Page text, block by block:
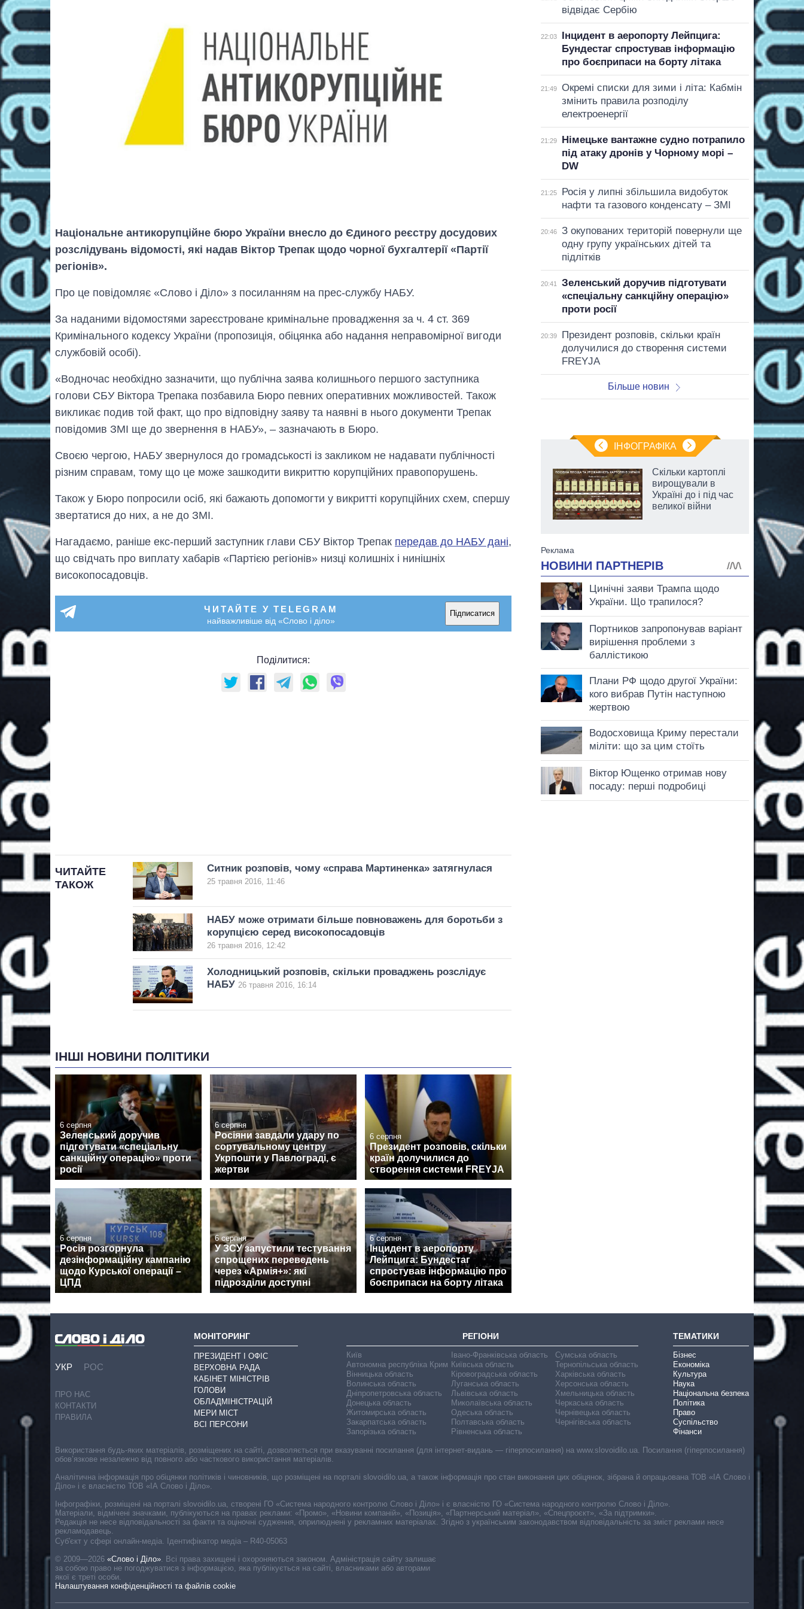
Національне антикорупційне бюро України внесло до Єдиного реєстру досудових
розслідувань відомості, які надав Віктор Трепак щодо чорної бухгалтерії «Партії
регіонів».
Про це повідомляє «Слово і Діло» з посиланням на прес-службу НАБУ.
За наданими відомостями зареєстроване кримінальне провадження за ч. 4 ст. 369
Кримінального кодексу України (пропозиція, обіцянка або надання неправомірної вигоди
службовій особі).
«Водночас необхідно зазначити, що публічна заява колишнього першого заступника
голови СБУ Віктора Трепака позбавила Бюро певних оперативних можливостей. Також
викликає подив той факт, що про відповідну заяву та наявні в нього документи Трепак
повідомив ЗМІ ще до звернення в НАБУ», – зазначають в Бюро.
Своєю чергою, НАБУ звернулося до громадськості із закликом не надавати публічності
різним справам, тому що це може зашкодити викриттю корупційних правопорушень.
Також у Бюро попросили осіб, які бажають допомогти у викритті корупційних схем, спершу
звертатися до них, а не до ЗМІ.
Нагадаємо, раніше екс-перший заступник глави СБУ Віктор Трепак передав до НАБУ дані,
що свідчать про виплату хабарів «Партією регіонів» низці колишніх і нинішніх
високопосадовців.
ЧИТАЙТЕ У TELEGRAM
найважливіше від «Слово і діло»
Підписатися
Поділитися:
ЧИТАЙТЕ
ТАКОЖ
Ситник розповів, чому «справа Мартиненка» затягнулася
25 травня 2016, 11:46
НАБУ може отримати більше повноважень для боротьби з
корупцією серед високопосадовців
26 травня 2016, 12:42
Холодницький розповів, скільки проваджень розслідує
НАБУ 26 травня 2016, 16:14
ІНШІ НОВИНИ ПОЛІТИКИ
6 серпня
Зеленський доручив
підготувати «спеціальну
санкційну операцію» проти
росії
6 серпня
Росіяни завдали удару по
сортувальному центру
Укрпошти у Павлограді, є
жертви
6 серпня
Президент розповів, скільки
країн долучилися до
створення системи FREYJA
6 серпня
Росія розгорнула
дезінформаційну кампанію
щодо Курської операції –
ЦПД
6 серпня
У ЗСУ запустили тестування
спрощених переведень
через «Армія+»: які
підрозділи доступні
6 серпня
Інцидент в аеропорту
Лейпцига: Бундестаг
спростував інформацію про
боєприпаси на борту літака
відвідає Сербію
22:03
Інцидент в аеропорту Лейпцига:
Бундестаг спростував інформацію
про боєприпаси на борту літака
21:49
Окремі списки для зими і літа: Кабмін
змінить правила розподілу
електроенергії
21:29
Німецьке вантажне судно потрапило
під атаку дронів у Чорному морі –
DW
21:25
Росія у липні збільшила видобуток
нафти та газового конденсату – ЗМІ
20:46
З окупованих територій повернули ще
одну групу українських дітей та
підлітків
20:41
Зеленський доручив підготувати
«спеціальну санкційну операцію»
проти росії
20:39
Президент розповів, скільки країн
долучилися до створення системи
FREYJA
Більше новин
ІНФОГРАФІКА
Економіка ШІ-
коштують і
заробляють
Скільки картоплі
вирощували в
Україні до і під час
великої війни
УКР РОС
ПРО НАС
КОНТАКТИ
ПРАВИЛА
МОНІТОРИНГ
ПРЕЗИДЕНТ І ОФІС
ВЕРХОВНА РАДА
КАБІНЕТ МІНІСТРІВ
ГОЛОВИ
ОБЛАДМІНІСТРАЦІЙ
МЕРИ МІСТ
ВСІ ПЕРСОНИ
РЕГІОНИ
Київ
Автономна республіка Крим
Вінницька область
Волинська область
Дніпропетровська область
Донецька область
Житомирська область
Закарпатська область
Запорізька область
Івано-Франківська область
Київська область
Кіровоградська область
Луганська область
Львівська область
Миколаївська область
Одеська область
Полтавська область
Рівненська область
Сумська область
Тернопільська область
Харківська область
Херсонська область
Хмельницька область
Черкаська область
Чернівецька область
Чернігівська область
ТЕМАТИКИ
Бізнес
Економіка
Культура
Наука
Національна безпека
Політика
Право
Суспільство
Фінанси
Cуб'єкт у сфері онлайн-медіа. Ідентифікатор медіа – R40-05063
© 2009—2026 «Слово і Діло». Всі права захищені і охороняються законом. Адміністрація сайту залишає
за собою право не погоджуватися з інформацією, яка публікується на сайті, власниками або авторами
якої є треті особи.
Налаштування конфіденційності та файлів cookie
Використання будь-яких матеріалів, розміщених на сайті, дозволяється при вказуванні посилання (для інтернет-видань — гіперпосилання) на www.slovoidilo.ua. Посилання (гіперпосилання)
обов’язкове незалежно від повного або часткового використання матеріалів.
Аналітична інформація про обіцянки політиків і чиновників, що розміщені на порталі slovoidilo.ua, а також інформація про стан виконання цих обіцянок, зібрана й опрацьована ТОВ «ІА Слово і
Діло» і є власністю ТОВ «ІА Слово і Діло».
Інфографіки, розміщені на порталі slovoidilo.ua, створені ГО «Система народного контролю Слово і Діло» і є власністю ГО «Система народного контролю Слово і Діло».
Матеріали, відмічені значками, публікуються на правах реклами: «Промо», «Новини компаній», «Позиція», «Партнерський матеріал», «Спецпроєкт», «За підтримки».
Редакція не несе відповідальності за факти та оціночні судження, оприлюднені у рекламних матеріалах. Згідно з українським законодавством відповідальність за зміст реклами несе
рекламодавець.